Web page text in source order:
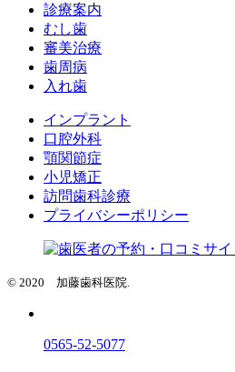
診療案内
むし歯
審美治療
歯周病
入れ歯
インプラント
口腔外科
顎関節症
小児矯正
訪問歯科診療
プライバシーポリシー
© 2020 加藤歯科医院.
0565-52-5077